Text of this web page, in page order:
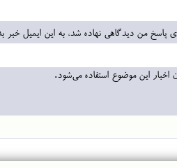
من دیدگاهی نهاده شد، به این ایمیل خبر
این موضوع استفاده می‌شود.